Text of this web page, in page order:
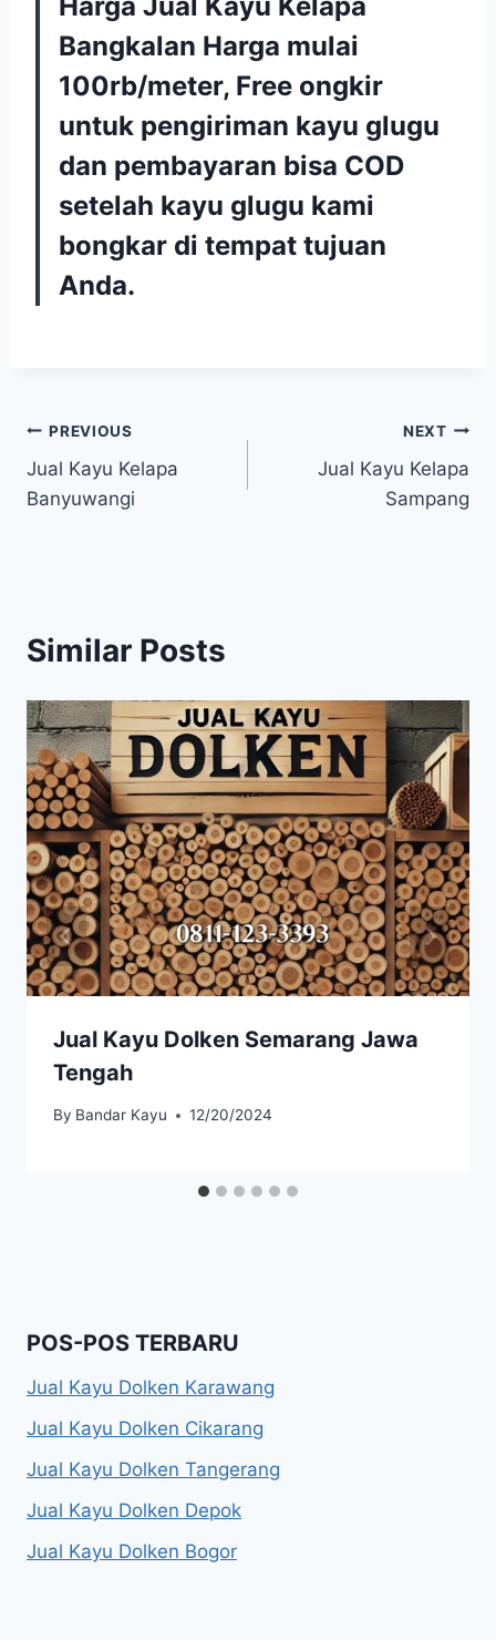
Bangkalan Harga mulai
100rb/meter, Free ongkir
untuk pengiriman kayu glugu
dan pembayaran bisa COD
setelah kayu glugu kami
bongkar di tempat tujuan
Anda.
Navigasi
pos
PREVIOUS
Jual Kayu Kelapa
Banyuwangi
NEXT
Jual Kayu Kelapa
Sampang
Similar Posts
Jual Kayu Dolken Semarang Jawa
Tengah
By Bandar Kayu 12/20/2024
POS-POS TERBARU
Jual Kayu Dolken Karawang
Jual Kayu Dolken Cikarang
Jual Kayu Dolken Tangerang
Jual Kayu Dolken Depok
Jual Kayu Dolken Bogor